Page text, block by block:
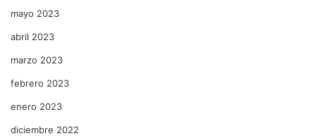
mayo 2023
abril 2023
marzo 2023
febrero 2023
enero 2023
diciembre 2022